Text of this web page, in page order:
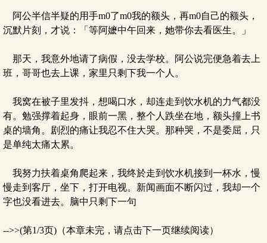
阿公半信半疑的用手m0了m0我的额头，再m0自己的额头，
沉默片刻，才说：「等阿嬷中午回来，她带你去看医生。」
那天，我意外地请了病假，没去学校。阿公说完便急着去上
班，哥哥也去上课，家里只剩下我一个人。
我窝在被子里发抖，想喝口水，却连走到饮水机的力气都没
有。勉强撑着起身，眼前一黑，整个人跌坐在地，额头撞上书
桌的墙角。剧烈的痛让我忍不住大哭。那种哭，不是委屈，只
是单纯太痛太累。
我努力扶着桌角爬起来，我终於走到饮水机接到一杯水，慢
慢走到客厅，坐下，打开电视。新闻画面不断闪过，我却一个
字也没看进去。脑中只剩下一句
-->>(第1/3页)（本章未完，请点击下一页继续阅读）